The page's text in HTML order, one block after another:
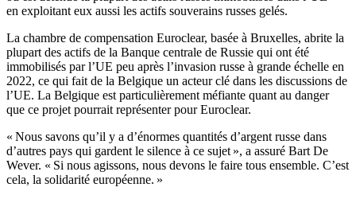
en exploitant eux aussi les actifs souverains russes gelés.
La chambre de compensation Euroclear, basée à Bruxelles, abrite la
plupart des actifs de la Banque centrale de Russie qui ont été
immobilisés par l’UE peu après l’invasion russe à grande échelle en
2022, ce qui fait de la Belgique un acteur clé dans les discussions de
l’UE. La Belgique est particulièrement méfiante quant au danger
que ce projet pourrait représenter pour Euroclear.
« Nous savons qu’il y a d’énormes quantités d’argent russe dans
d’autres pays qui gardent le silence à ce sujet », a assuré Bart De
Wever. « Si nous agissons, nous devons le faire tous ensemble. C’est
cela, la solidarité européenne. »